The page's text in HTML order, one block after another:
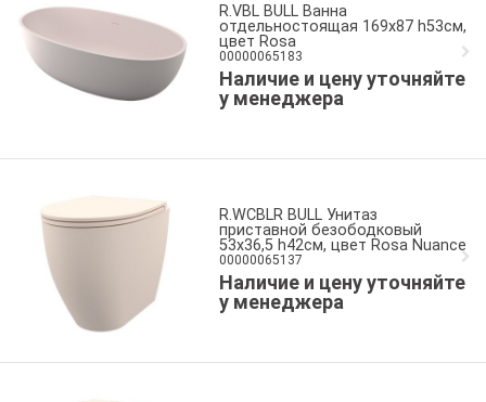
R.VBL BULL Ванна
отдельностоящая 169x87 h53см,
цвет Rosa
00000065183
Наличие и цену уточняйте
у менеджера
R.WCBLR BULL Унитаз
приставной безободковый
53x36,5 h42см, цвет Rosa Nuance
00000065137
Наличие и цену уточняйте
у менеджера